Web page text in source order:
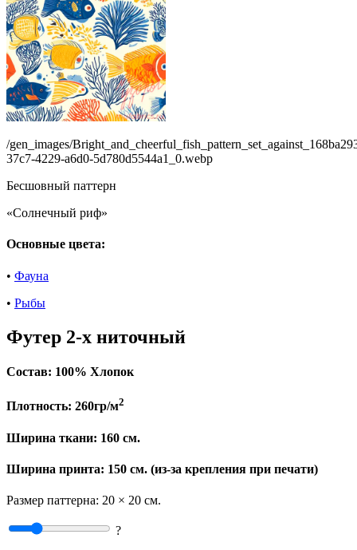
/gen_images/
37c7-4229-a6d0-5d780d5544a1_0.webp
Бесшовный паттерн
«Солнечный риф»
Основные цвета:
• Фауна
• Рыбы
Футер 2-х ниточный
Состав: 100% Хлопок
Плотность: 260гр/м2
Ширина ткани: 160 см.
Ширина принта: 150 см. (из-за крепления при печати)
Размер паттерна: 20 × 20 см.
?